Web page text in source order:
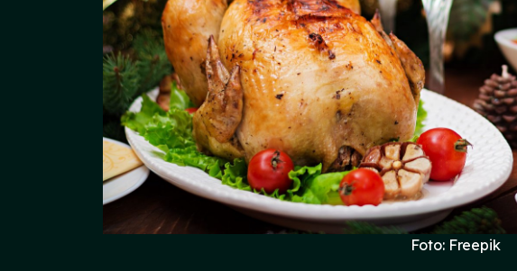
Foto: Freepik